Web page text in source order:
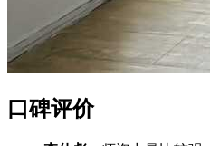
口碑评价